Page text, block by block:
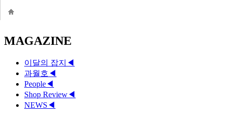
MAGAZINE
이달의 잡지 ◀
과월호 ◀
People◀
Shop Review◀
NEWS ◀